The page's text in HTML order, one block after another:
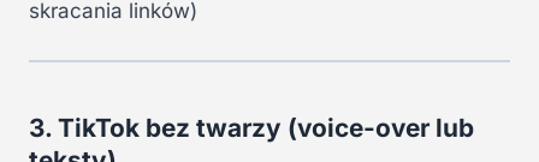
skracania linków)
3. TikTok bez twarzy (voice-over lub